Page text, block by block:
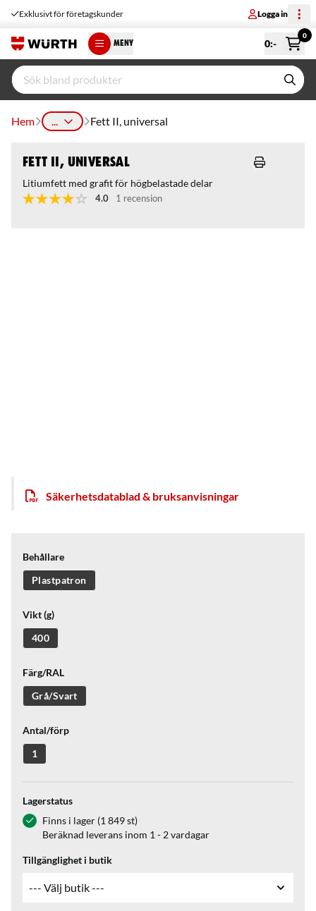
Exklusivt för företagskunder Logga in
MENY 0:-
0
Hem ... Fett II, universal
Fett II, universal
Litiumfett med grafit för högbelastade delar
4.0 1 recension
Säkerhetsdatablad & bruksanvisningar
Behållare
Plastpatron
Vikt (g)
400
Färg/RAL
Grå/Svart
Antal/förp
1
Lagerstatus
Finns i lager (1 849 st)
Beräknad leverans inom 1 - 2 vardagar
Tillgänglighet i butik